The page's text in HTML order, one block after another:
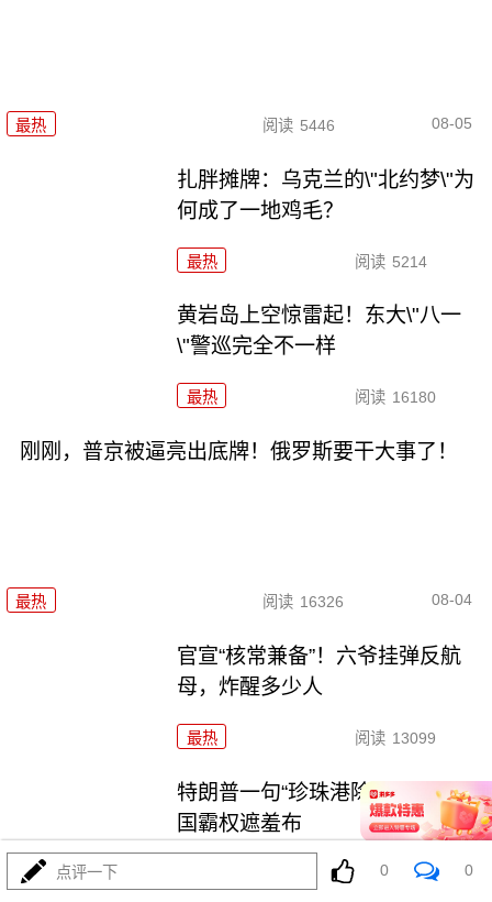
最热 阅读 5446 08-05
扎胖摊牌：乌克兰的\"北约梦\"为
何成了一地鸡毛？
最热 阅读 5214
黄岩岛上空惊雷起！东大\"八一
\"警巡完全不一样
最热 阅读 16180
刚刚，普京被逼亮出底牌！俄罗斯要干大事了！
最热 阅读 16326 08-04
官宣“核常兼备”！六爷挂弹反航
母，炸醒多少人
最热 阅读 13099
特朗普一句“珍珠港除外”，撕开美
国霸权遮羞布
阅读 12054
点评一下 0 0